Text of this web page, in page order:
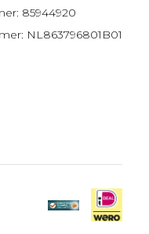
85944920
NL863796801B01